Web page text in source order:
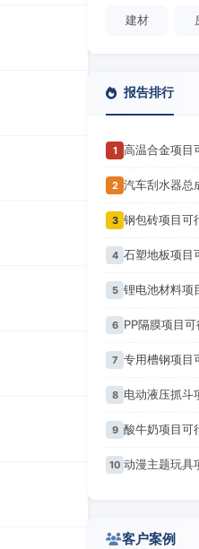
建材
报告排行
1 高温合金项目
2 汽车刮水器总
3 钢包砖项目可
4 石塑地板项目
5 锂电池材料项
6 PP隔膜项目
7 专用槽钢项目
8 电动液压抓斗
9 酸牛奶项目可
10 动漫主题玩具
客户案例